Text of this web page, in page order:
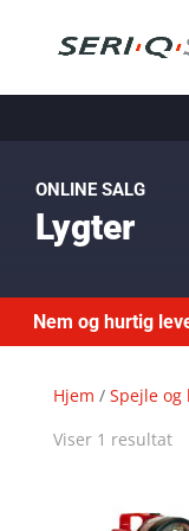
ONLINE SALG
Lygter
Nem og hurtig
Hjem / Spejle og
Viser 1 resultat